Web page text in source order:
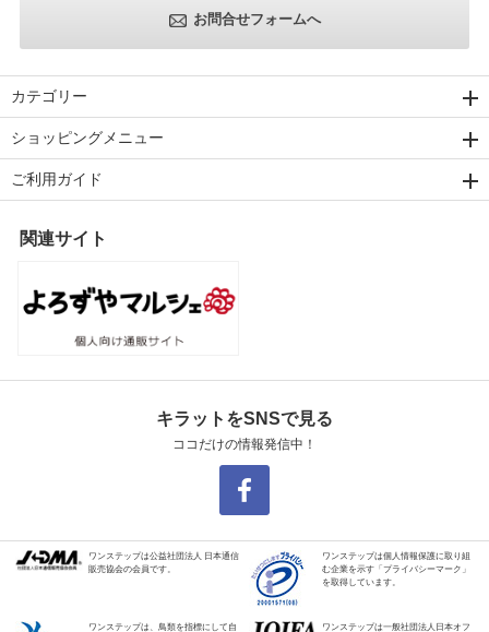
お問合せフォームへ
カテゴリー
ショッピングメニュー
ご利用ガイド
関連サイト
キラットをSNSで見る
ココだけの情報発信中！
ワンステップは公益社団法人 日本通信
販売協会の会員です。
ワンステップは個人情報保護に取り組
む企業を示す「プライバシーマーク」
を取得しています。
ワンステップは、鳥類を指標にして自 ワンステップは一般社団法人日本オフ